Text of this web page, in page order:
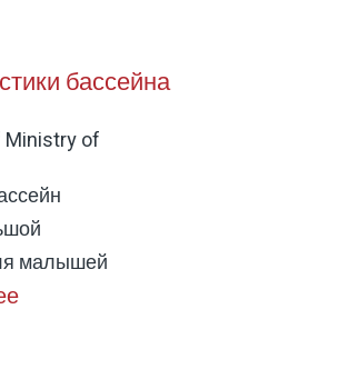
бассейна
Ministry of
малышей